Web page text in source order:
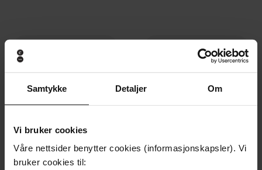
Samtykke Detaljer Om
Vi bruker cookies
Våre nettsider benytter cookies (informasjonskapsler). Vi
bruker cookies til: